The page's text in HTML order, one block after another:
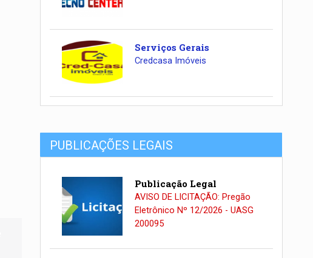
Serviços Gerais
Credcasa Imóveis
PUBLICAÇÕES LEGAIS
Publicação Legal
AVISO DE LICITAÇÃO: Pregão
Eletrônico Nº 12/2026 - UASG
200095